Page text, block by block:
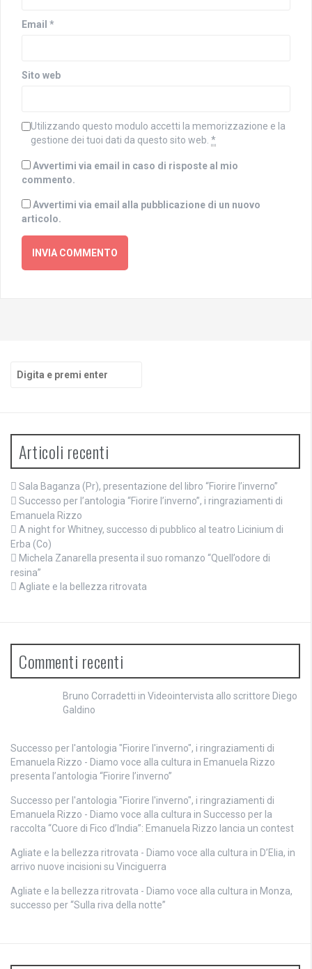
t
Email *
Sito web
Utilizzando questo modulo accetti la memorizzazione e la
gestione dei tuoi dati da questo sito web. *
Avvertimi via email in caso di risposte al mio
commento.
Avvertimi via email alla pubblicazione di un nuovo
articolo.
Articoli recenti
Sala Baganza (Pr), presentazione del libro “Fiorire l’inverno”
Successo per l’antologia “Fiorire l’inverno”, i ringraziamenti di
Emanuela Rizzo
A night for Whitney, successo di pubblico al teatro Licinium di
Erba (Co)
Michela Zanarella presenta il suo romanzo “Quell’odore di
resina”
Agliate e la bellezza ritrovata
Commenti recenti
Bruno Corradetti in Videointervista allo scrittore Diego
Galdino
Successo per l'antologia "Fiorire l'inverno", i ringraziamenti di
Emanuela Rizzo - Diamo voce alla cultura in Emanuela Rizzo
presenta l’antologia “Fiorire l’inverno”
Successo per l'antologia "Fiorire l'inverno", i ringraziamenti di
Emanuela Rizzo - Diamo voce alla cultura in Successo per la
raccolta “Cuore di Fico d’India”: Emanuela Rizzo lancia un contest
Agliate e la bellezza ritrovata - Diamo voce alla cultura in D’Elia, in
arrivo nuove incisioni su Vinciguerra
Agliate e la bellezza ritrovata - Diamo voce alla cultura in Monza,
successo per “Sulla riva della notte”